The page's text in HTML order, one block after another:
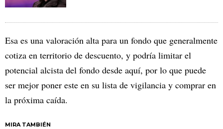
Esa es una valoración alta para un fondo que generalmente
cotiza en territorio de descuento, y podría limitar el
potencial alcista del fondo desde aquí, por lo que puede
ser mejor poner este en su lista de vigilancia y comprar en
la próxima caída.
MIRA TAMBIÉN